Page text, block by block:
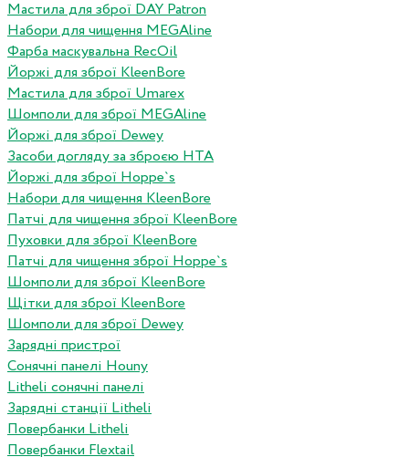
Мастила для зброї DAY Patron
Набори для чищення MEGAline
Фарба маскувальна RecOil
Йоржі для зброї KleenBore
Мастила для зброї Umarex
Шомполи для зброї MEGAline
Йоржі для зброї Dewey
Засоби догляду за зброєю HTA
Йоржі для зброї Hoppe`s
Набори для чищення KleenBore
Патчі для чищення зброї KleenBore
Пуховки для зброї KleenBore
Патчі для чищення зброї Hoppe`s
Шомполи для зброї KleenBore
Щітки для зброї KleenBore
Шомполи для зброї Dewey
Зарядні пристрої
Сонячні панелі Houny
Litheli сонячні панелі
Зарядні станції Litheli
Повербанки Litheli
Повербанки Flextail